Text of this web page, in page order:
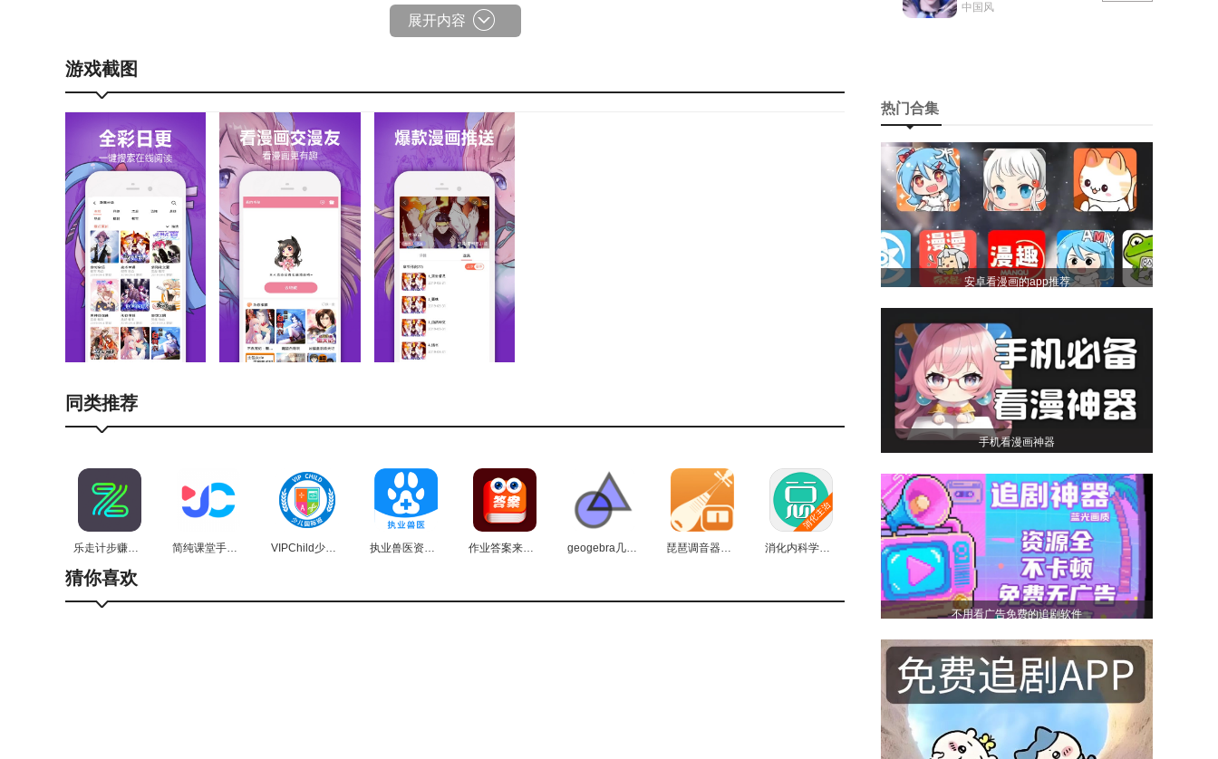
软件优化
1.智能推荐：嘿嘿漫画运用智能算法，依据用户的阅读记录与喜好，为用户推送最契合需求的漫画作品。
2.离线缓存：用户可以将喜欢的漫画作品到本地，以便在无网络环境下进行阅读。
3.广告净化：软件去除了各种烦人的广告，为用户提供了一个纯净的阅读环境。
软件实用
1.资源丰富：嘿嘿漫画的漫画资源十分丰富，涵盖了热门作品、经典佳作和最新推出的漫画，能够满足用户的多样化需
求。
2.更新及时：软件会实时更新漫画作品，确保用户能够第一时间阅读到的章节。
3.互动社区：用户可以在软件内参与漫画讨论，与其他漫画爱好者交流心得。
4.搜索功能：强大的搜索功能帮助用户快速找到想看的漫画作品。
软件特性
1.个性化阅读：用户可以根据自己的喜好调整阅读模式，如护眼模式、夜间模式等。
2.多种格式支持：软件支持多种漫画格式的阅读，包括图片格式和压缩包格式。
3.青少年模式：为了守护未成年人的健康成长，嘿嘿漫画推出了青少年模式，对不适宜内容的访问进行限制。
展开内容
游戏截图
同类推荐
乐走计步赚钱软件最新免费版 简纯课堂手机免费版 VIPChild少儿国际班教学直装版 执业兽医资格手机最新版 作业答案来了最新免费版 geogebra几何免费版 琵琶调音器拍节拍最新版 消化内科学主治医师总题库免费原版
猜你喜欢
中国风
热门合集
安卓看漫画的app推荐
手机看漫画神器
不用看广告免费的追剧软件